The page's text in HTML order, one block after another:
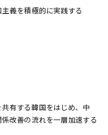
義を積極的に実践する
有する韓国をはじめ、中
改善の流れを一層加速する